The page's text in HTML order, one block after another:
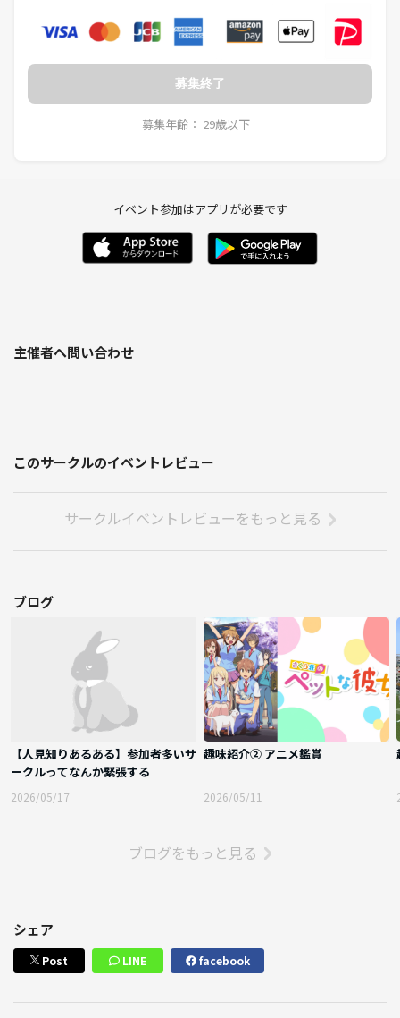
募集終了
募集年齢： 29歳以下
イベント参加はアプリが必要です
主催者へ問い合わせ
このサークルのイベントレビュー
サークルイベントレビューをもっと見る
ブログ
【人見知りあるある】参加者多いサ
ークルってなんか緊張する
2026/05/17
趣味紹介② アニメ鑑賞
2026/05/11
ブログをもっと見る
シェア
Post LINE facebook